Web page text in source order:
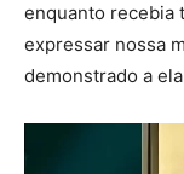
enquanto recebia
expressar nossa
demonstrado a